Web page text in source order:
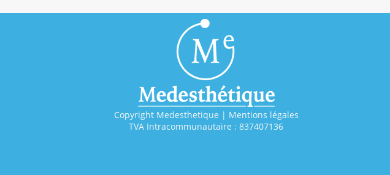
Copyright Medesthetique | Mentions légales
TVA Intracommunautaire : 837407136